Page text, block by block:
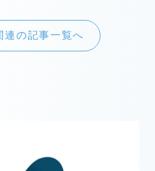
連の記事一覧へ